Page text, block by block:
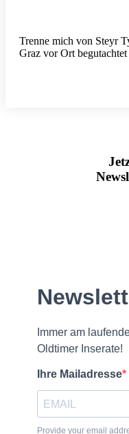
Trenne mich von Steyr
Graz vor Ort